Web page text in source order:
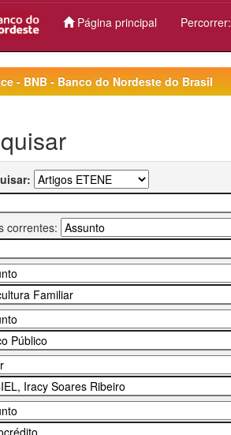
Página principal Percorrer:
- BNB - Banco do Nordeste do Brasil
correntes: